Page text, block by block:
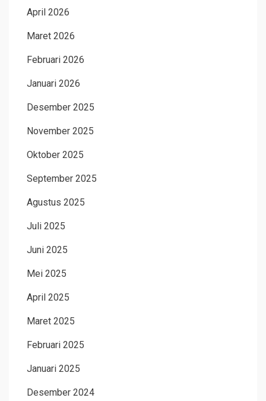
April 2026
Maret 2026
Februari 2026
Januari 2026
Desember 2025
November 2025
Oktober 2025
September 2025
Agustus 2025
Juli 2025
Juni 2025
Mei 2025
April 2025
Maret 2025
Februari 2025
Januari 2025
Desember 2024